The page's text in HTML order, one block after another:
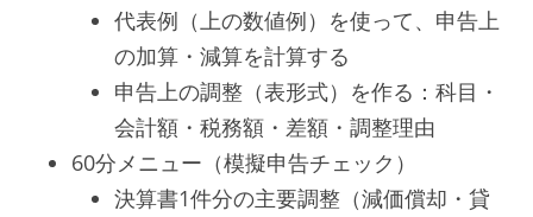
代表例（上の数値例）を使って、申告上
の加算・減算を計算する
申告上の調整（表形式）を作る：科目・
会計額・税務額・差額・調整理由
60分メニュー（模擬申告チェック）
決算書1件分の主要調整（減価償却・貸